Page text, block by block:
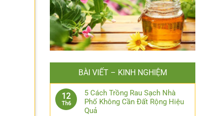
BÀI VIẾT – KINH NGHIỆM
12
Th6
5 Cách Trồng Rau Sạch Nhà
Phố Không Cần Đất Rộng Hiệu
Quả